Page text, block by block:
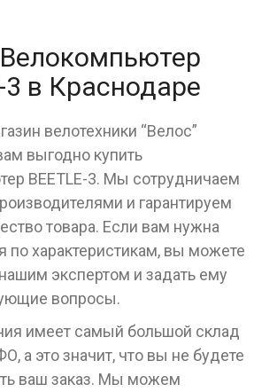
3 в Краснодаре
велотехники “Велос”
выгодно купить
BEETLE-3. Мы сотрудничаем
и гарантируем
товара. Если вам нужна
по характеристикам, вы можете
экспертом и задать ему
вопросы.
имеет самый большой склад
а это значит, что вы не будете
ваш заказ. Мы можем